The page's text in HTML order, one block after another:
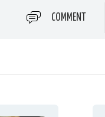
COMMENT